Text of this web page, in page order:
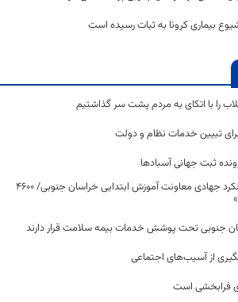
بیماری کرونا به ثبات رسیده است
را با اتکای به مردم پشت سر گذاشتیم
تبیین خدمات نظام و دولت
ثبت جهانی آسبادها
تقدیر مقام عالی وزارت از عملکرد جهادی معاونت آموزش ابتدایی خراسان جنوبی/ ۴۶۰۰
از آسیب‌های اجتماعی
فرابخشی است